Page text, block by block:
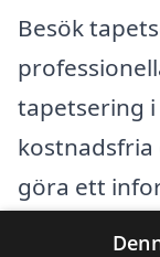
Besök
tapetsering
kostnadsfria
göra ett